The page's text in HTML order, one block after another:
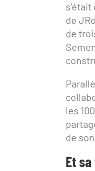
de
de
les
de
Et